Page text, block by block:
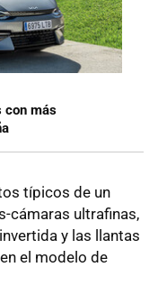
con más
típicos de un
cámaras ultrafinas,
y las llantas
el modelo de